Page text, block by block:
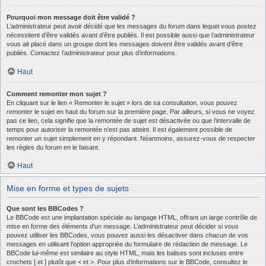
Pourquoi mon message doit être validé ?
L’administrateur peut avoir décidé que les messages du forum dans lequel vous postez
nécessitent d’être validés avant d’être publiés. Il est possible aussi que l’administrateur
vous ait placé dans un groupe dont les messages doivent être validés avant d’être
publiés. Contactez l’administrateur pour plus d’informations.
Haut
Comment remonter mon sujet ?
En cliquant sur le lien « Remonter le sujet » lors de sa consultation, vous pouvez
remonter le sujet en haut du forum sur la première page. Par ailleurs, si vous ne voyez
pas ce lien, cela signifie que la remontée de sujet est désactivée ou que l’intervalle de
temps pour autoriser la remontée n’est pas atteint. Il est également possible de
remonter un sujet simplement en y répondant. Néanmoins, assurez-vous de respecter
les règles du forum en le faisant.
Haut
Mise en forme et types de sujets
Que sont les BBCodes ?
Le BBCode est une implantation spéciale au langage HTML, offrant un large contrôle de
mise en forme des éléments d’un message. L’administrateur peut décider si vous
pouvez utiliser les BBCodes, vous pouvez aussi les désactiver dans chacun de vos
messages en utilisant l’option appropriée du formulaire de rédaction de message. Le
BBCode lui-même est similaire au style HTML, mais les balises sont incluses entre
crochets [ et ] plutôt que < et >. Pour plus d’informations sur le BBCode, consultez le